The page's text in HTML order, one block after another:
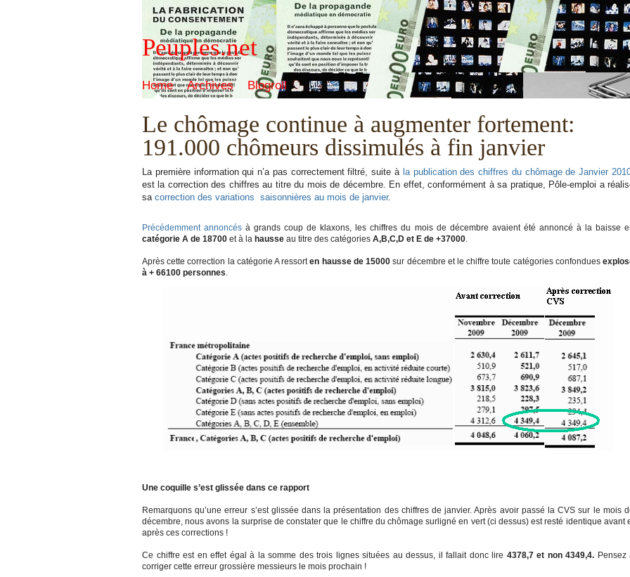
Peuples.net
Home Archives Blogroll
Le chômage continue à augmenter fortement:
191.000 chômeurs dissimulés à fin janvier
La première information qui n’a pas correctement filtré, suite à la publication des chiffres du chômage de Janvier
est la correction des chiffres au titre du mois de décembre. En effet, conformément à sa pratique, Pôle-emploi a
sa correction des variations saisonnières au mois de janvier.
Précédemment annoncés à grands coup de klaxons, les chiffres du mois de décembre avaient été annoncé à la baisse
catégorie A de 18700 et à la hausse au titre des catégories A,B,C,D et E de +37000.
Après cette correction la catégorie A ressorten hausse de 15000sur décembre et le chiffre toute catégories confondues
à + 66100 personnes.
Une coquille s’est glissée dans ce rapport
Remarquons qu’une erreur s’est glissée dans la présentation des chiffres de janvier. Après avoir passé la CVS sur le mois
décembre, nous avons la surprise de constater que le chiffre du chômage surligné en vert (ci dessus) est resté identique avant
après ces corrections !
Ce chiffre est en effet égal à la somme des trois lignes situées au dessus, il fallait donc lire 4378,7 et non 4349,4. Pensez
corriger cette erreur grossière messieurs le mois prochain !